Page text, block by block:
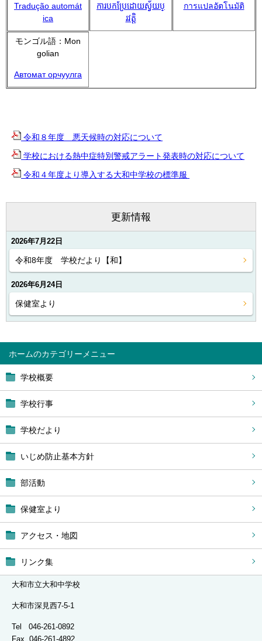
ホーム
学校概要
学校行事
学校だより
いじめ防止基本方針
部活動
保健室より
アクセス・地図
リンク集
大和市立大和中学校
大和市深見西7-5-1
Tel 046-261-0892
Fax 046-261-4892
Tradução automát
ica
ការបកប្រែដោយស្វ័យប្
រវត្តិ
การแปลอัตโนมัติ
モンゴル語：Mon
golian
Автомат орчуулга
令和８年度 悪天候時の対応について
学校における熱中症特別警戒アラート発表時の対応について
令和４年度より導入する大和中学校の標準服
更新情報
2026年7月22日
令和8年度 学校だより【和】
2026年6月24日
保健室より